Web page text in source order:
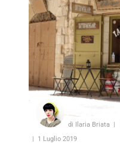
di Ilaria Briata
1 Luglio 2019